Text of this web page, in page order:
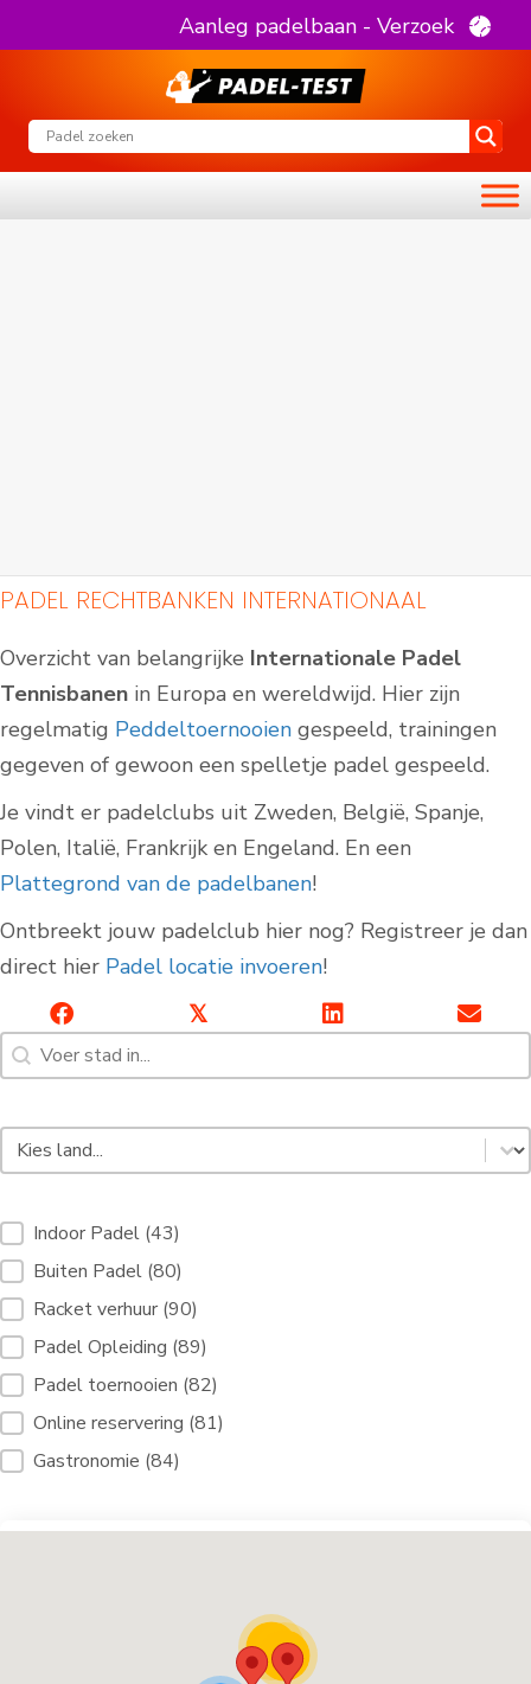
Aanleg padelbaan - Verzoek
PADEL RECHTBANKEN INTERNATIONAAL
Overzicht van belangrijke Internationale Padel
Tennisbanen in Europa en wereldwijd. Hier zijn
regelmatig Peddeltoernooien gespeeld, trainingen
gegeven of gewoon een spelletje padel gespeeld.
Je vindt er padelclubs uit Zweden, België, Spanje,
Polen, Italië, Frankrijk en Engeland. En een
Plattegrond van de padelbanen!
Ontbreekt jouw padelclub hier nog? Registreer je dan
direct hier Padel locatie invoeren!
𝕏
Zoeken [7]
Inhoud zoeken
Padel Land Select [3]
Selecteer inhoud
Filterdiensten Padelhoven [10]
Indoor Padel (43)
Buiten Padel (80)
Racket verhuur (90)
Padel Opleiding (89)
Padel toernooien (82)
Online reservering (81)
Gastronomie (84)
62
42
Indoor Padelbanen Padelbanen buiten